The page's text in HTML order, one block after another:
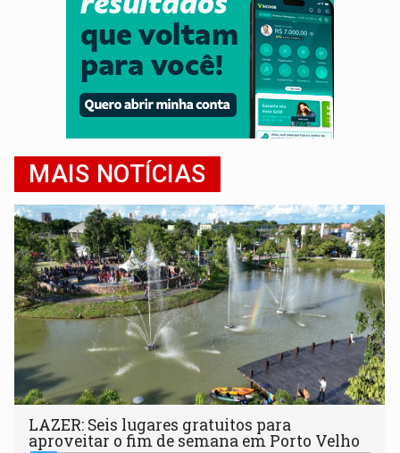
MAIS NOTÍCIAS
LAZER: Seis lugares gratuitos para
aproveitar o fim de semana em Porto Velho